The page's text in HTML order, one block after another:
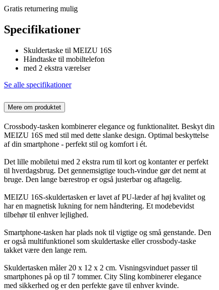
Gratis returnering mulig
Specifikationer
Skuldertaske til MEIZU 16S
Håndtaske til mobiltelefon
med 2 ekstra værelser
Se alle specifikationer
Mere om produktet
Crossbody-tasken kombinerer elegance og funktionalitet. Beskyt din
MEIZU 16S med stil med dette slanke design. Optimal beskyttelse
af din smartphone - perfekt stil og komfort i ét.
Det lille mobiletui med 2 ekstra rum til kort og kontanter er perfekt
til hverdagsbrug. Det gennemsigtige touch-vindue gør det nemt at
bruge. Den lange bærestrop er også justerbar og aftagelig.
MEIZU 16S-skuldertasken er lavet af PU-læder af høj kvalitet og
har en magnetisk lukning for nem håndtering. Et modebevidst
tilbehør til enhver lejlighed.
Smartphone-tasken har plads nok til vigtige og små genstande. Den
er også multifunktionel som skuldertaske eller crossbody-taske
takket være den lange rem.
Skuldertasken måler 20 x 12 x 2 cm. Visningsvinduet passer til
smartphones på op til 7 tommer. City Sling kombinerer elegance
med sikkerhed og er den perfekte gave til enhver kvinde.